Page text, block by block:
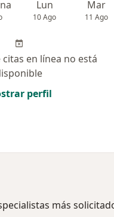
Lun
10 Ago
Mar
11 Ago
citas en línea no está
perfil
más